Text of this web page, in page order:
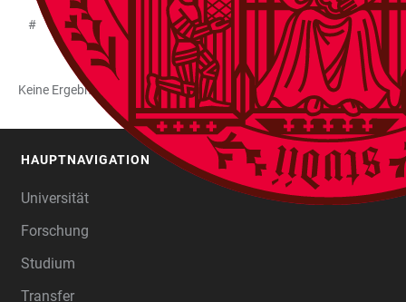
# A B C E F G I J K L
Keine Ergebnisse gefunden
HAUPTNAVIGATION
Universität
Forschung
Studium
Transfer